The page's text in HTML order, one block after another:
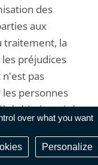
over what you want
Personalize
des
aux
traitement, la
préjudices
pas
personnes
été indemnisé,
poursuivi.